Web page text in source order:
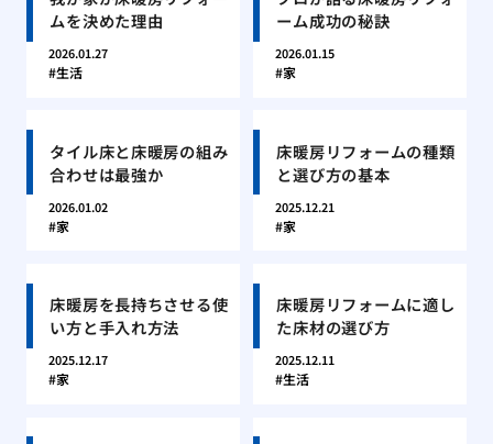
ムを決めた理由
2026.01.27
生活
ーム成功の秘訣
2026.01.15
家
タイル床と床暖房の組み
合わせは最強か
2026.01.02
家
床暖房リフォームの種類
と選び方の基本
2025.12.21
家
床暖房を長持ちさせる使
い方と手入れ方法
2025.12.17
家
床暖房リフォームに適し
た床材の選び方
2025.12.11
生活